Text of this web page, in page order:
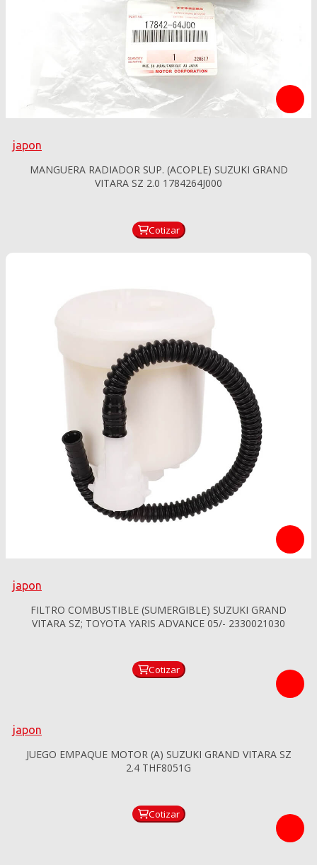
japon
MANGUERA RADIADOR SUP. (ACOPLE) SUZUKI GRAND
VITARA SZ 2.0 1784264J000
Cotizar
japon
FILTRO COMBUSTIBLE (SUMERGIBLE) SUZUKI GRAND
VITARA SZ; TOYOTA YARIS ADVANCE 05/- 2330021030
Cotizar
japon
JUEGO EMPAQUE MOTOR (A) SUZUKI GRAND VITARA SZ
2.4 THF8051G
Cotizar